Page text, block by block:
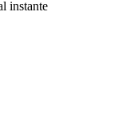
instante